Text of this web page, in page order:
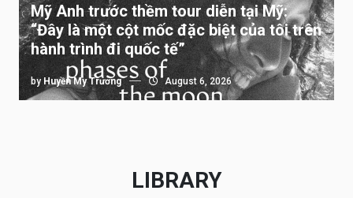
Mỹ Anh trước thềm tour diễn tại Mỹ:
“Đây là một cột mốc đặc biệt của tôi trên
hành trình đi quốc tế”
by Huyền My Trương August 6, 2026
LIBRARY